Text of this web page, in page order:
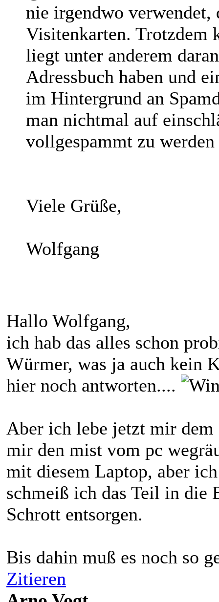
nie irgendwo
Visitenkarten. Trotzdem
liegt unter anderem
Adressbuch haben und
im Hintergrund an
man nichtmal auf
vollgespammt zu
Viele Grüße,
Wolfgang
Hallo Wolfgang,
ich hab das alles schon
Würmer, was ja auch kein
hier noch antworten....
Aber ich lebe jetzt mir dem
mir den mist vom pc
mit diesem Laptop, aber
schmeiß ich das Teil in die
Schrott entsorgen.
Bis dahin muß es noch so
Zitieren